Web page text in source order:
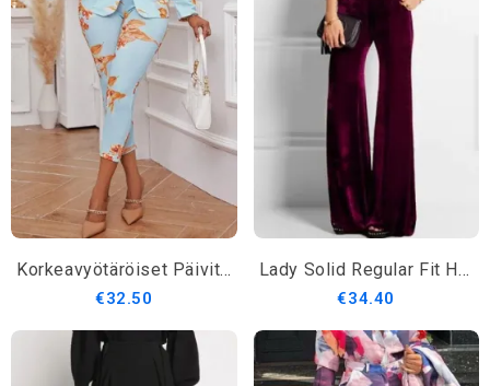
Korkeavyötäröiset Päivittäiset Urbaanit Kukkailuhousut
€32.50
Lady Solid Regular Fit Housut
€34.40